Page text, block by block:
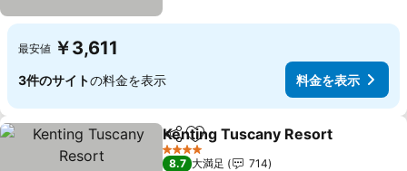
最安値 ￥3,611
3件のサイトの料金を表示 料金を表示
シェアお気に入りに追加
Kenting Tuscany Resort
4 ホテルのランク
8.7 大満足
714